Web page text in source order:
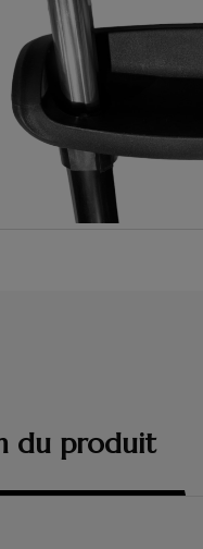
du produit